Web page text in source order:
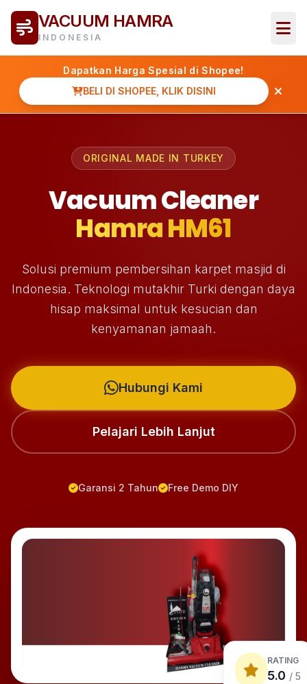
VACUUM HAMRA
INDONESIA
Dapatkan Harga Spesial di Shopee!
BELI DI SHOPEE, KLIK DISINI
ORIGINAL MADE IN TURKEY
Vacuum Cleaner
Hamra HM61
Solusi premium pembersihan karpet masjid di
Indonesia. Teknologi mutakhir Turki dengan daya
hisap maksimal untuk kesucian dan
kenyamanan jamaah.
Hubungi Kami
Pelajari Lebih Lanjut
Garansi 2 Tahun Free Demo DIY
RATING
5.0 / 5